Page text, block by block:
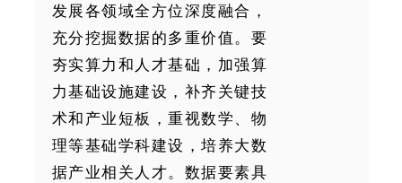
发展各领域全方位深度融合，
充分挖掘数据的多重价值。要
夯实算力和人才基础，加强算
力基础设施建设，补齐关键技
术和产业短板，重视数学、物
理等基础学科建设，培养大数
据产业相关人才。数据要素具